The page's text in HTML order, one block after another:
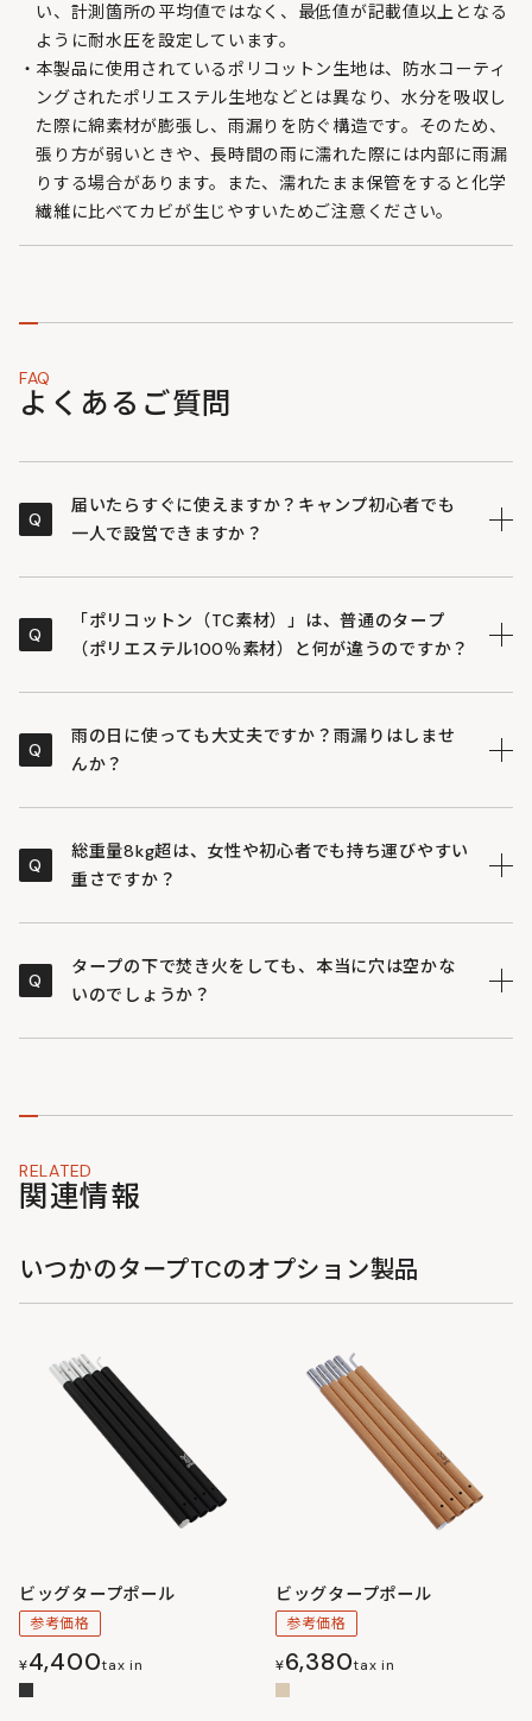
い、計測箇所の平均値ではなく、最低値が記載値以上となる
ように耐水圧を設定しています。
本製品に使用されているポリコットン生地は、防水コーティ
ングされたポリエステル生地などとは異なり、水分を吸収し
た際に綿素材が膨張し、雨漏りを防ぐ構造です。そのため、
張り方が弱いときや、長時間の雨に濡れた際には内部に雨漏
りする場合があります。また、濡れたまま保管をすると化学
繊維に比べてカビが生じやすいためご注意ください。
FAQ
よくあるご質問
Q
届いたらすぐに使えますか？キャンプ初心者でも
一人で設営できますか？
わず設営できるよう設計されたオールインワンモデルで
す。
できます。
・収納バッグの内側には「組み立てのコツ」が縫い付け
・自在金具（ロープの長さを調整するパーツ）が、メイ
ン用（黒）とサイド用（シルバー）で色分けされてお
Q
「ポリコットン（TC素材）」は、普通のタープ
（ポリエステル100％素材）と何が違うのですか？
リエステルとコットンの混紡生地で、主に「日差しの遮
光性」と「火の粉への強さ」に優れています。
（遮光率97%以上）。
・焚き火の火の粉が当たっても穴が空きにくいため、タ
風合いも大きな魅力です。
Q
雨の日に使っても大丈夫ですか？雨漏りはしませ
んか？
ご理解いただく必要があります。
・TC素材（ポリコットン素材）は、水分を吸収した際に
・防水コーティングされた製品とは異なり、長時間激し
い雨に打たれたり、生地が弛んで水が溜まったりする
Q
総重量8kg超は、女性や初心者でも持ち運びやすい
重さですか？
テル製生地やアルミポールに比べると重厚感があります
が、工夫次第で楽に持ち運べます。
み込めます。
Q
タープの下で焚き火をしても、本当に穴は空かな
いのでしょうか？
を上げることは避けてください。
・少し離れた場所で焚き火を楽しみつつ、風で舞った火
RELATED
関連情報
いつかのタープTCのオプション製品
ビッグタープポール
参考価格
¥4,400tax in
ビッグタープポール
参考価格
¥6,380tax in